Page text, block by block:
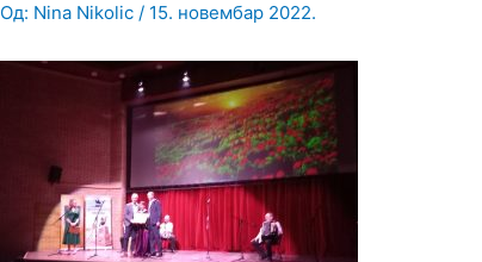
Од: Nina Nikolic / 15. новембар 2022.